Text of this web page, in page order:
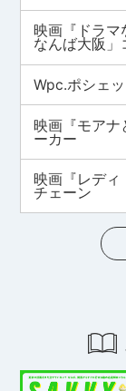
映画『ドラ
なんば大阪」
Wpc.ポシェ
映画『モアナ
ーカー
映画『レディ
チェーン